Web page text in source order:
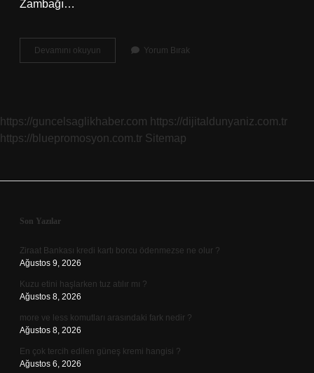
Zambağı…
Devamını okuyun
Salon
Yorum Bırak
https://guncelsaglikhaber.com https://dijitaldunyaniz.com.tr
https://bluepromosyon.com.tr Sitemap
Sidebar
Son Yazılar
Ziraat Bankası kredi kartı borcu ödenmezse ne olur ?
Ağustos 9, 2026
Kuzu etini haşlarken tuz atılır mı ?
Ağustos 8, 2026
more ve less komutları arasındaki fark nedir ?
Ağustos 8, 2026
En çok tercih edilen güneş kremi hangisi ?
Ağustos 6, 2026